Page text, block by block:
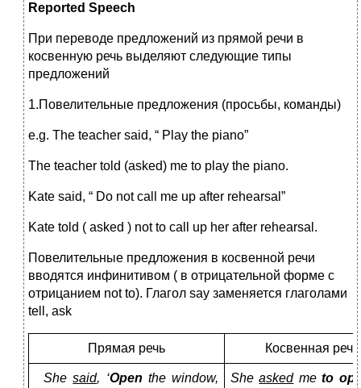
Reported Speech
При переводе предложений из прямой речи в
косвенную речь выделяют следующие типы
предложений
1.Повелительные предложения (просьбы, команды)
e.g. The teacher said, “ Play the piano”
The teacher told (asked) me to play the piano.
Kate said, “ Do not call me up after rehearsal”
Kate told ( asked ) not to call up her after rehearsal.
Повелительные предложения в косвенной речи
вводятся инфинитивом ( в отрицательной форме с
отрицанием not to). Глагол say заменяется глаголами
tell, ask
Прямая речь Косвенная речь
Shesaid, ‘Open the window,
Sheaskedmeto